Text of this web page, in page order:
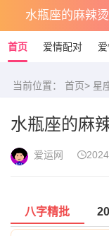
水瓶座的麻辣
首页 爱情配对
当前位置： 首页> 星
水瓶座的麻
爱运网
八字精批